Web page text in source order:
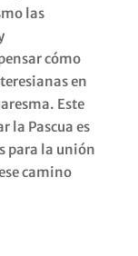
las
cómo
en
Este
la Pascua es
para la unión
camino